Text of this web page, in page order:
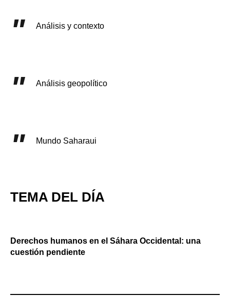
Análisis y contexto
Análisis geopolítico
Mundo Saharaui
TEMA DEL DÍA
Derechos humanos en el Sáhara Occidental: una
cuestión pendiente